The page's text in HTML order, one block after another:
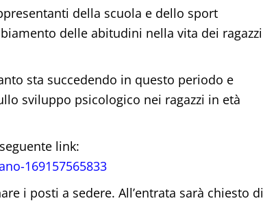
della scuola e dello sport
delle abitudini nella vita dei ragazzi
sta succedendo in questo periodo e
sviluppo psicologico nei ragazzi in età
link:
169157565833
i posti a sedere. All’entrata sarà chiesto di